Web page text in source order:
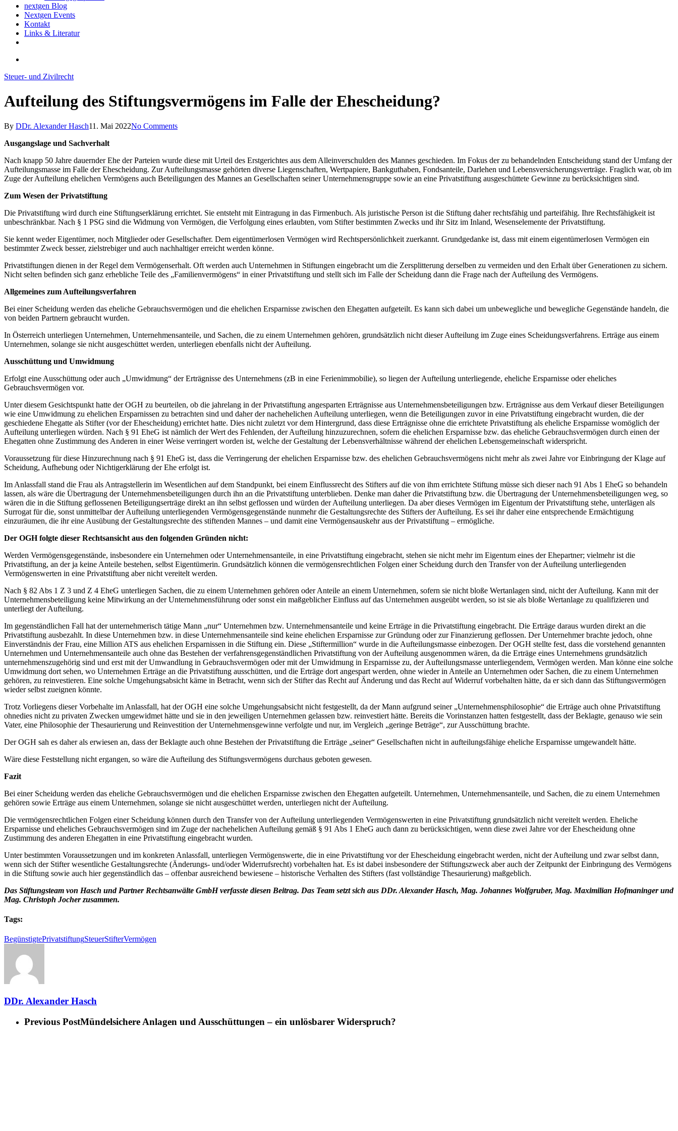
nextgen Blog
Nextgen Events
Kontakt
Links & Literatur
Steuer- und Zivilrecht
Aufteilung des Stiftungsvermögens im Falle der Ehescheidung?
By DDr. Alexander Hasch11. Mai 2022No Comments
Ausgangslage und Sachverhalt
Nach knapp 50 Jahre dauernder Ehe der Parteien wurde diese mit Urteil des Erstgerichtes aus dem Alleinverschulden des Mannes geschieden. Im Fokus der zu behandelnden Entscheidung stand der Umfang der
Aufteilungsmasse im Falle der Ehescheidung. Zur Aufteilungsmasse gehörten diverse Liegenschaften, Wertpapiere, Bankguthaben, Fondsanteile, Darlehen und Lebensversicherungsverträge. Fraglich war, ob im
Zuge der Aufteilung ehelichen Vermögens auch Beteiligungen des Mannes an Gesellschaften seiner Unternehmensgruppe sowie an eine Privatstiftung ausgeschüttete Gewinne zu berücksichtigen sind.
Zum Wesen der Privatstiftung
Die Privatstiftung wird durch eine Stiftungserklärung errichtet. Sie entsteht mit Eintragung in das Firmenbuch. Als juristische Person ist die Stiftung daher rechtsfähig und parteifähig. Ihre Rechtsfähigkeit ist
unbeschränkbar. Nach § 1 PSG sind die Widmung von Vermögen, die Verfolgung eines erlaubten, vom Stifter bestimmten Zwecks und ihr Sitz im Inland, Wesenselemente der Privatstiftung.
Sie kennt weder Eigentümer, noch Mitglieder oder Gesellschafter. Dem eigentümerlosen Vermögen wird Rechtspersönlichkeit zuerkannt. Grundgedanke ist, dass mit einem eigentümerlosen Vermögen ein
bestimmter Zweck besser, zielstrebiger und auch nachhaltiger erreicht werden könne.
Privatstiftungen dienen in der Regel dem Vermögenserhalt. Oft werden auch Unternehmen in Stiftungen eingebracht um die Zersplitterung derselben zu vermeiden und den Erhalt über Generationen zu sichern.
Nicht selten befinden sich ganz erhebliche Teile des „Familienvermögens“ in einer Privatstiftung und stellt sich im Falle der Scheidung dann die Frage nach der Aufteilung des Vermögens.
Allgemeines zum Aufteilungsverfahren
Bei einer Scheidung werden das eheliche Gebrauchsvermögen und die ehelichen Ersparnisse zwischen den Ehegatten aufgeteilt. Es kann sich dabei um unbewegliche und bewegliche Gegenstände handeln, die
von beiden Partnern gebraucht wurden.
In Österreich unterliegen Unternehmen, Unternehmensanteile, und Sachen, die zu einem Unternehmen gehören, grundsätzlich nicht dieser Aufteilung im Zuge eines Scheidungsverfahrens. Erträge aus einem
Unternehmen, solange sie nicht ausgeschüttet werden, unterliegen ebenfalls nicht der Aufteilung.
Ausschüttung und Umwidmung
Erfolgt eine Ausschüttung oder auch „Umwidmung“ der Erträgnisse des Unternehmens (zB in eine Ferienimmobilie), so liegen der Aufteilung unterliegende, eheliche Ersparnisse oder eheliches
Gebrauchsvermögen vor.
Unter diesem Gesichtspunkt hatte der OGH zu beurteilen, ob die jahrelang in der Privatstiftung angesparten Erträgnisse aus Unternehmensbeteiligungen bzw. Erträgnisse aus dem Verkauf dieser Beteiligungen
wie eine Umwidmung zu ehelichen Ersparnissen zu betrachten sind und daher der nachehelichen Aufteilung unterliegen, wenn die Beteiligungen zuvor in eine Privatstiftung eingebracht wurden, die der
geschiedene Ehegatte als Stifter (vor der Ehescheidung) errichtet hatte. Dies nicht zuletzt vor dem Hintergrund, dass diese Erträgnisse ohne die errichtete Privatstiftung als eheliche Ersparnisse womöglich der
Aufteilung unterliegen würden. Nach § 91 EheG ist nämlich der Wert des Fehlenden, der Aufteilung hinzuzurechnen, sofern die ehelichen Ersparnisse bzw. das eheliche Gebrauchsvermögen durch einen der
Ehegatten ohne Zustimmung des Anderen in einer Weise verringert worden ist, welche der Gestaltung der Lebensverhältnisse während der ehelichen Lebensgemeinschaft widerspricht.
Voraussetzung für diese Hinzurechnung nach § 91 EheG ist, dass die Verringerung der ehelichen Ersparnisse bzw. des ehelichen Gebrauchsvermögens nicht mehr als zwei Jahre vor Einbringung der Klage auf
Scheidung, Aufhebung oder Nichtigerklärung der Ehe erfolgt ist.
Im Anlassfall stand die Frau als Antragstellerin im Wesentlichen auf dem Standpunkt, bei einem Einflussrecht des Stifters auf die von ihm errichtete Stiftung müsse sich dieser nach 91 Abs 1 EheG so behandeln
lassen, als wäre die Übertragung der Unternehmensbeteiligungen durch ihn an die Privatstiftung unterblieben. Denke man daher die Privatstiftung bzw. die Übertragung der Unternehmensbeteiligungen weg, so
wären die in die Stiftung geflossenen Beteiligungserträge direkt an ihn selbst geflossen und würden der Aufteilung unterliegen. Da aber dieses Vermögen im Eigentum der Privatstiftung stehe, unterlägen als
Surrogat für die, sonst unmittelbar der Aufteilung unterliegenden Vermögensgegenstände nunmehr die Gestaltungsrechte des Stifters der Aufteilung. Es sei ihr daher eine entsprechende Ermächtigung
einzuräumen, die ihr eine Ausübung der Gestaltungsrechte des stiftenden Mannes – und damit eine Vermögensauskehr aus der Privatstiftung – ermögliche.
Der OGH folgte dieser Rechtsansicht aus den folgenden Gründen nicht:
Werden Vermögensgegenstände, insbesondere ein Unternehmen oder Unternehmensanteile, in eine Privatstiftung eingebracht, stehen sie nicht mehr im Eigentum eines der Ehepartner; vielmehr ist die
Privatstiftung, an der ja keine Anteile bestehen, selbst Eigentümerin. Grundsätzlich können die vermögensrechtlichen Folgen einer Scheidung durch den Transfer von der Aufteilung unterliegenden
Vermögenswerten in eine Privatstiftung aber nicht vereitelt werden.
Nach § 82 Abs 1 Z 3 und Z 4 EheG unterliegen Sachen, die zu einem Unternehmen gehören oder Anteile an einem Unternehmen, sofern sie nicht bloße Wertanlagen sind, nicht der Aufteilung. Kann mit der
Unternehmensbeteiligung keine Mitwirkung an der Unternehmensführung oder sonst ein maßgeblicher Einfluss auf das Unternehmen ausgeübt werden, so ist sie als bloße Wertanlage zu qualifizieren und
unterliegt der Aufteilung.
Im gegenständlichen Fall hat der unternehmerisch tätige Mann „nur“ Unternehmen bzw. Unternehmensanteile und keine Erträge in die Privatstiftung eingebracht. Die Erträge daraus wurden direkt an die
Privatstiftung ausbezahlt. In diese Unternehmen bzw. in diese Unternehmensanteile sind keine ehelichen Ersparnisse zur Gründung oder zur Finanzierung geflossen. Der Unternehmer brachte jedoch, ohne
Einverständnis der Frau, eine Million ATS aus ehelichen Ersparnissen in die Stiftung ein. Diese „Stiftermillion“ wurde in die Aufteilungsmasse einbezogen. Der OGH stellte fest, dass die vorstehend genannten
Unternehmen und Unternehmensanteile auch ohne das Bestehen der verfahrensgegenständlichen Privatstiftung von der Aufteilung ausgenommen wären, da die Erträge eines Unternehmens grundsätzlich
unternehmenszugehörig sind und erst mit der Umwandlung in Gebrauchsvermögen oder mit der Umwidmung in Ersparnisse zu, der Aufteilungsmasse unterliegendem, Vermögen werden. Man könne eine solche
Umwidmung dort sehen, wo Unternehmen Erträge an die Privatstiftung ausschütten, und die Erträge dort angespart werden, ohne wieder in Anteile an Unternehmen oder Sachen, die zu einem Unternehmen
gehören, zu reinvestieren. Eine solche Umgehungsabsicht käme in Betracht, wenn sich der Stifter das Recht auf Änderung und das Recht auf Widerruf vorbehalten hätte, da er sich dann das Stiftungsvermögen
wieder selbst zueignen könnte.
Trotz Vorliegens dieser Vorbehalte im Anlassfall, hat der OGH eine solche Umgehungsabsicht nicht festgestellt, da der Mann aufgrund seiner „Unternehmensphilosophie“ die Erträge auch ohne Privatstiftung
ohnedies nicht zu privaten Zwecken umgewidmet hätte und sie in den jeweiligen Unternehmen gelassen bzw. reinvestiert hätte. Bereits die Vorinstanzen hatten festgestellt, dass der Beklagte, genauso wie sein
Vater, eine Philosophie der Thesaurierung und Reinvestition der Unternehmensgewinne verfolgte und nur, im Vergleich „geringe Beträge“, zur Ausschüttung brachte.
Der OGH sah es daher als erwiesen an, dass der Beklagte auch ohne Bestehen der Privatstiftung die Erträge „seiner“ Gesellschaften nicht in aufteilungsfähige eheliche Ersparnisse umgewandelt hätte.
Wäre diese Feststellung nicht ergangen, so wäre die Aufteilung des Stiftungsvermögens durchaus geboten gewesen.
Fazit
Bei einer Scheidung werden das eheliche Gebrauchsvermögen und die ehelichen Ersparnisse zwischen den Ehegatten aufgeteilt. Unternehmen, Unternehmensanteile, und Sachen, die zu einem Unternehmen
gehören sowie Erträge aus einem Unternehmen, solange sie nicht ausgeschüttet werden, unterliegen nicht der Aufteilung.
Die vermögensrechtlichen Folgen einer Scheidung können durch den Transfer von der Aufteilung unterliegenden Vermögenswerten in eine Privatstiftung grundsätzlich nicht vereitelt werden. Eheliche
Ersparnisse und eheliches Gebrauchsvermögen sind im Zuge der nachehelichen Aufteilung gemäß § 91 Abs 1 EheG auch dann zu berücksichtigen, wenn diese zwei Jahre vor der Ehescheidung ohne
Zustimmung des anderen Ehegatten in eine Privatstiftung eingebracht wurden.
Unter bestimmten Voraussetzungen und im konkreten Anlassfall, unterliegen Vermögenswerte, die in eine Privatstiftung vor der Ehescheidung eingebracht werden, nicht der Aufteilung und zwar selbst dann,
wenn sich der Stifter wesentliche Gestaltungsrechte (Änderungs- und/oder Widerrufsrecht) vorbehalten hat. Es ist dabei insbesondere der Stiftungszweck aber auch der Zeitpunkt der Einbringung des Vermögens
in die Stiftung sowie auch hier gegenständlich das – offenbar ausreichend bewiesene – historische Verhalten des Stifters (fast vollständige Thesaurierung) maßgeblich.
Das Stiftungsteam von Hasch und Partner Rechtsanwälte GmbH verfasste diesen Beitrag. Das Team setzt sich aus DDr. Alexander Hasch, Mag. Johannes Wolfgruber, Mag. Maximilian Hofmaninger und
Mag. Christoph Jocher zusammen.
Tags:
BegünstigtePrivatstiftungSteuerStifterVermögen
DDr. Alexander Hasch
Previous PostMündelsichere Anlagen und Ausschüttungen – ein unlösbarer Widerspruch?